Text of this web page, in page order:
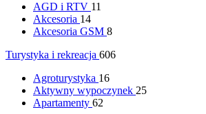
AGD i RTV 11
Akcesoria 14
Akcesoria GSM 8
Turystyka i rekreacja 606
Agroturystyka 16
Aktywny wypoczynek 25
Apartamenty 62